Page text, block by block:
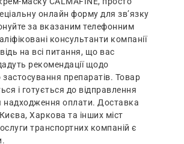
онлайн форму для зв’язку
за вказаним телефонним
консультанти компанії
на всі питання, що вас
рекомендації щодо
препаратів. Товар
і готується до відправлення
надходження оплати. Доставка
Харкова та інших міст
транспортних компаній є